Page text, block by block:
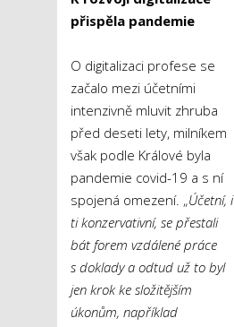
přispěla pandemie
O digitalizaci profese se
začalo mezi účetními
intenzivně mluvit zhruba
před deseti lety, milníkem
však podle Králové byla
pandemie covid-19 a s ní
spojená omezení. „Účetní, i
ti konzervativní, se přestali
bát forem vzdálené práce
s doklady a odtud už to byl
jen krok ke složitějším
úkonům, například